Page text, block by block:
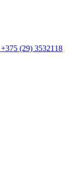
+375 (29) 3532118